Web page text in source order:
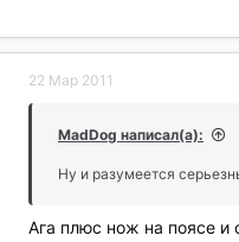
22 Мар 2011
MadDog написал(а):
Ну и разумеется
Ага плюс нож на поясе и